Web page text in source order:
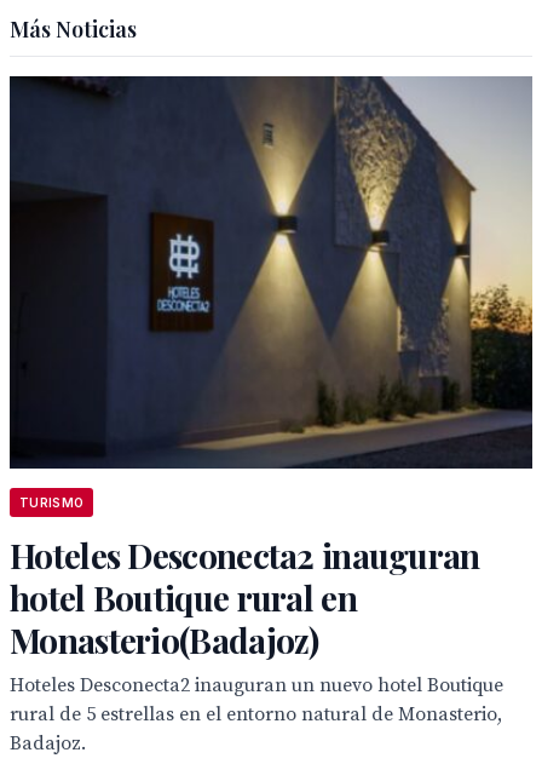
Más Noticias
TURISMO
Hoteles Desconecta2 inauguran
hotel Boutique rural en
Monasterio(Badajoz)
Hoteles Desconecta2 inauguran un nuevo hotel Boutique
rural de 5 estrellas en el entorno natural de Monasterio,
Badajoz.